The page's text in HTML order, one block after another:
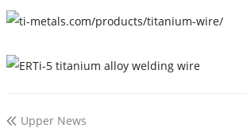
 Upper News